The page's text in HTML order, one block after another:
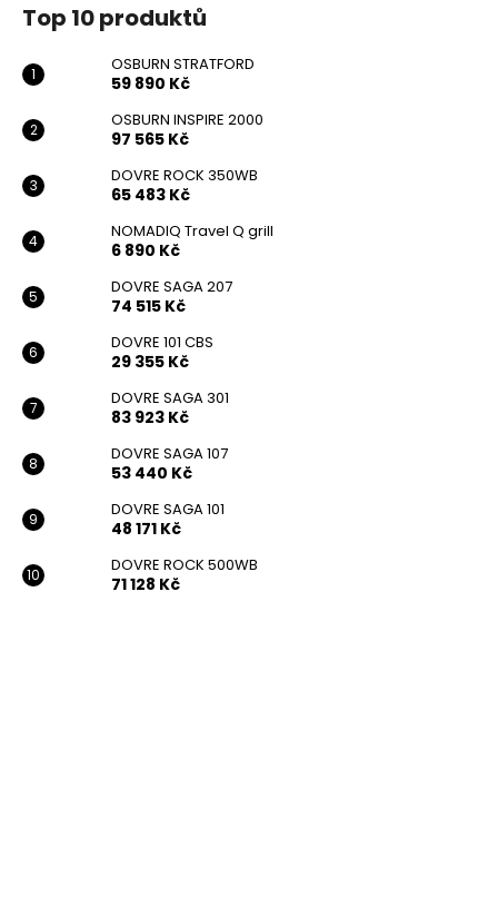
Top 10 produktů
OSBURN STRATFORD
59 890 Kč
OSBURN INSPIRE 2000
97 565 Kč
DOVRE ROCK 350WB
65 483 Kč
NOMADIQ Travel Q grill
6 890 Kč
DOVRE SAGA 207
74 515 Kč
DOVRE 101 CBS
29 355 Kč
DOVRE SAGA 301
83 923 Kč
DOVRE SAGA 107
53 440 Kč
DOVRE SAGA 101
48 171 Kč
DOVRE ROCK 500WB
71 128 Kč